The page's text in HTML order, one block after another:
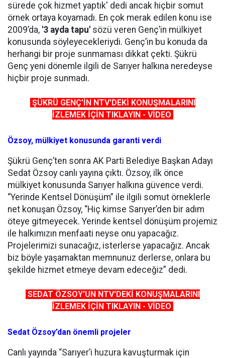
sürede çok hizmet yaptık' dedi ancak hiçbir somut
örnek ortaya koyamadı. En çok merak edilen konu ise
2009’da, '3 ayda tapu' sözü veren Genç’in mülkiyet
konusunda söyleyecekleriydi. Genç’in bu konuda da
herhangi bir proje sunmaması dikkat çekti. Şükrü
Genç yeni dönemle ilgili de Sarıyer halkına neredeyse
hiçbir proje sunmadı.
ŞÜKRÜ GENÇ'İN NTV'DEKİ KONUŞMALARINI
İZLEMEK İÇİN TIKLAYIN - VİDEO
Özsoy, mülkiyet konusunda garanti verdi
Şükrü Genç’ten sonra AK Parti Belediye Başkan Adayı
Sedat Özsoy canlı yayına çıktı. Özsoy, ilk önce
mülkiyet konusunda Sarıyer halkına güvence verdi.
“Yerinde Kentsel Dönüşüm” ile ilgili somut örneklerle
net konuşan Özsoy, “Hiç kimse Sarıyer’den bir adım
öteye gitmeyecek. Yerinde kentsel dönüşüm projemiz
ile halkımızın menfaati neyse onu yapacağız.
Projelerimizi sunacağız, isterlerse yapacağız. Ancak
biz böyle yaşamaktan memnunuz derlerse, onlara bu
şekilde hizmet etmeye devam edeceğiz” dedi.
SEDAT ÖZSOY'UN NTV'DEKİ KONUŞMALARINI
İZLEMEK İÇİN TIKLAYIN - VİDEO
Sedat Özsoy’dan önemli projeler
Canlı yayında “Sarıyer’i huzura kavuşturmak için